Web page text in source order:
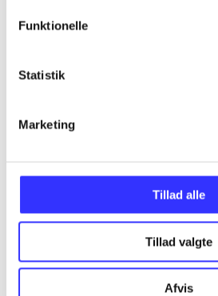
Funktionelle
Statistik
Marketing
Tillad alle
Tillad valgte
Afvis
Fandango - dansk for 3.